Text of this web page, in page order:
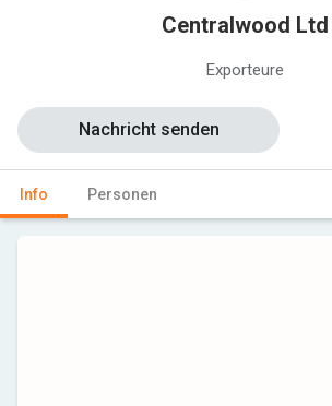
Centralwood Ltd
Exporteure
Info Personen
Nachricht senden